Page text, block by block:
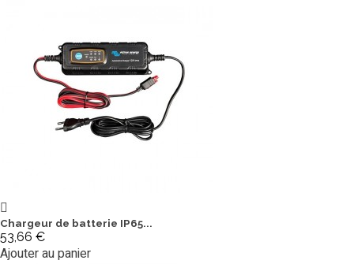
Chargeur de batterie IP65...
53,66 €
Ajouter au panier